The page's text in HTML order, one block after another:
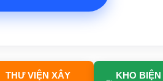
THƯ VIỆN XÂY
KHO